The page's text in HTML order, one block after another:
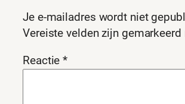
Je e-mailadres wordt niet
Vereiste velden zijn
Reactie*